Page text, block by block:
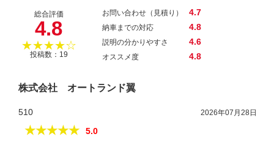
総合評価
4.8
★★★★☆
投稿数：19
お問い合わせ（見積り） 4.7
納車までの対応 4.8
説明の分かりやすさ 4.6
オススメ度 4.8
株式会社 オートランド翼
510 2026年07月28日
★★★★★
5.0